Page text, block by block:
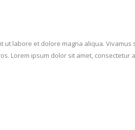
labore et dolore magna aliqua.
Lorem ipsum dolor sit amet,